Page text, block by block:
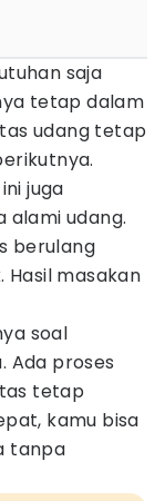
saja
tetap dalam
udang tetap
juga
udang.
berulang
Hasil masakan
soal
Ada proses
tetap
kamu bisa
tanpa